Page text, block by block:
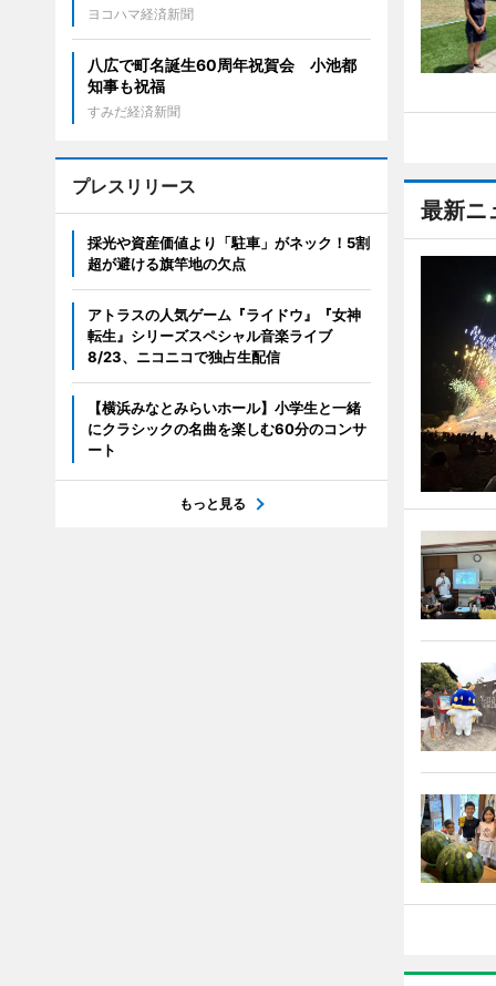
最新ニ
ヨコハマ経済新聞
八広で町名誕生60周年祝賀会 小池都
知事も祝福
すみだ経済新聞
プレスリリース
採光や資産価値より「駐車」がネック！5割
超が避ける旗竿地の欠点
アトラスの人気ゲーム『ライドウ』『女神
転生』シリーズスペシャル音楽ライブ
8/23、ニコニコで独占生配信
【横浜みなとみらいホール】小学生と一緒
にクラシックの名曲を楽しむ60分のコンサ
ート
もっと見る